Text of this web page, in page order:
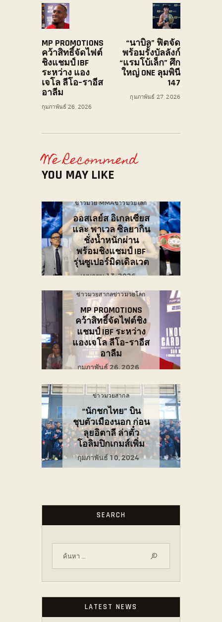
MP PROMOTIONS
คว้าสิทธิ์จัดไฟต์
ชิงแชมป์ IBF
ระหว่าง แอง
เจโล ลีโอ–ราอีส
อาลีม
กุมภาพันธ์ 26, 2026
“นาบิล” ฟิตจัด
พร้อมรั้งบัลลังก์
“แรมโบ้เล็ก” ศึก
ใหญ่ ONE ลุมพินี
147
กุมภาพันธ์ 27, 2026
We Recommend
YOU MAY LIKE
ข่าวมวย MMAข่าวมวยโลก
ออสเลย์ส อิเกลเซียส
และ พาเวล ซิลยากิน
ชั่งน้ำหนักผ่าน
พร้อมชิงแชมป์ IBF
รุ่นซูเปอร์มิดเดิลเวต
เมษายน 13, 2026
ข่าวมวยสากลข่าวมวยโลก
MP PROMOTIONS
คว้าสิทธิ์จัดไฟต์ชิง
แชมป์ IBF ระหว่าง
แองเจโล ลีโอ–ราอีส
อาลีม
กุมภาพันธ์ 26, 2026
ข่าวมวยสากล
“นักชกไทย” บิน
ชุบตัวเมืองนอก ก่อน
ลุยอิตาลี ล่าตั๋ว
โอลิมปิกเกมส์เพิ่ม
กุมภาพันธ์ 10, 2024
SEARCH
LATEST NEWS